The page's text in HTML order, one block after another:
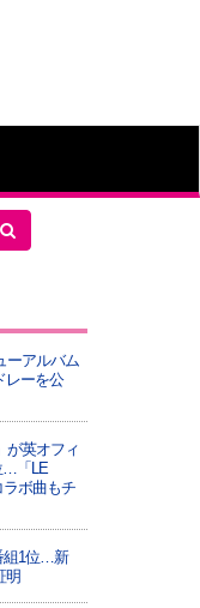
ーアルバム
レーを公
が英オフィ
…「LE
ラボ曲もチ
組1位…新
明